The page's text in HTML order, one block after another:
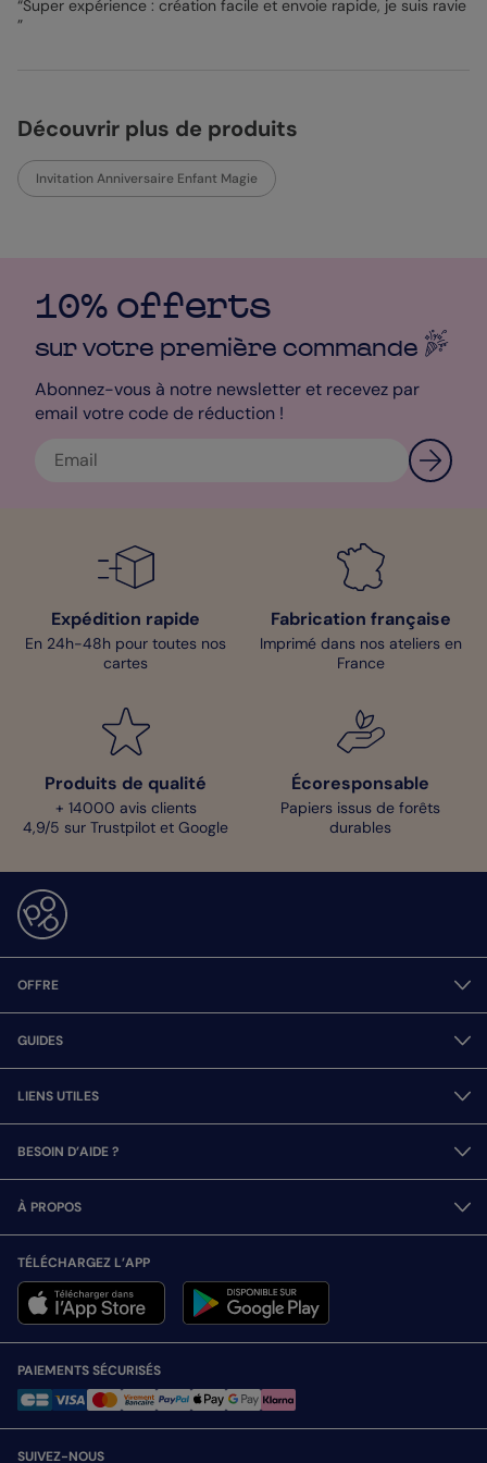
d’invitation. Belle création à vous !
“Super expérience : création facile et envoie rapide, je suis ravie
”
Découvrir plus de produits
Invitation Anniversaire Enfant Magie
10% offerts
sur votre première commande
Abonnez-vous à notre newsletter et recevez par
email votre code de réduction !
Expédition rapide
En 24h-48h pour toutes nos
cartes
Fabrication française
Imprimé dans nos ateliers en
France
Produits de qualité
+ 14000 avis clients
4,9/5 sur Trustpilot et Google
Écoresponsable
Papiers issus de forêts
durables
OFFRE
GUIDES
LIENS UTILES
BESOIN D’AIDE ?
À PROPOS
TÉLÉCHARGEZ L’APP
PAIEMENTS SÉCURISÉS
SUIVEZ-NOUS